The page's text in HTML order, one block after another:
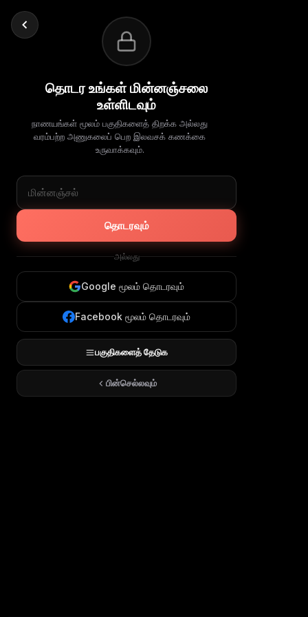
தொடர உங்கள் மின்னஞ்சலை
உள்ளிடவும்
நாணயங்கள் மூலம் பகுதிகளைத் திறக்க அல்லது
வரம்பற்ற அணுகலைப் பெற இலவசக் கணக்கை
உருவாக்கவும்.
தொடரவும்
அல்லது
Google மூலம் தொடரவும்
Facebook மூலம் தொடரவும்
பகுதிகளைத் தேடுக
பின்செல்லவும்